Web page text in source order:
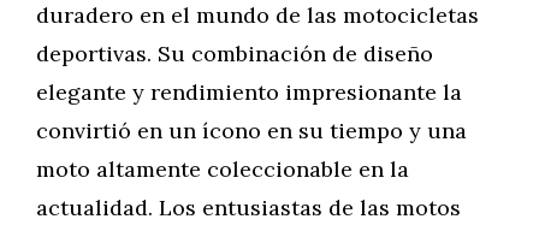
duradero en el mundo de las motocicletas
deportivas. Su combinación de diseño
elegante y rendimiento impresionante la
convirtió en un ícono en su tiempo y una
moto altamente coleccionable en la
actualidad. Los entusiastas de las motos